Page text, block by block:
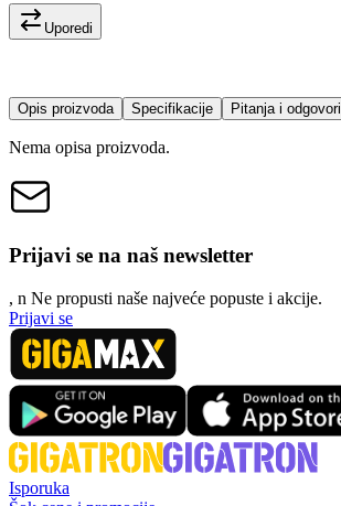
Uporedi
Opis proizvoda Specifikacije Pitanja i odgovori
Nema opisa proizvoda.
Prijavi se na naš newsletter
, n Ne propusti naše najveće popuste i akcije.
Prijavi se
Isporuka